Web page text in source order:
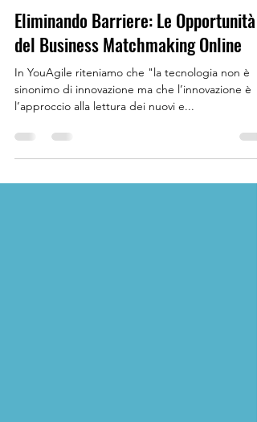
YouAgile | shaping the future of business
20 mag 2022
Tempo di lettura: 4 min
Eliminando Barriere: Le Opportunità
del Business Matchmaking Online
In YouAgile riteniamo che "la tecnologia non è
l’approccio alla lettura dei nuovi e...